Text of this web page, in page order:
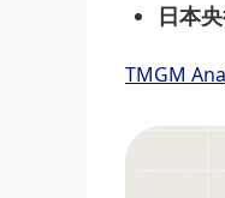
日本
TMGM